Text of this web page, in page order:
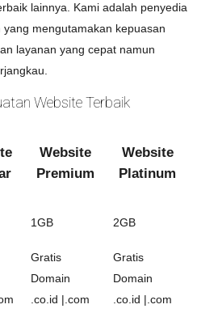
lainnya. Kami adalah penyedia
mengutamakan kepuasan
layanan yang cepat namun
Website Terbaik
Website
Premium
Website
Platinum
1GB 2GB
Gratis
Domain
.co.id |.com
Gratis
Domain
.co.id |.com